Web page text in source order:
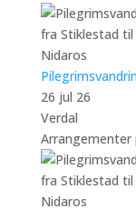
26 jul 26
Verdal
Arrangementer